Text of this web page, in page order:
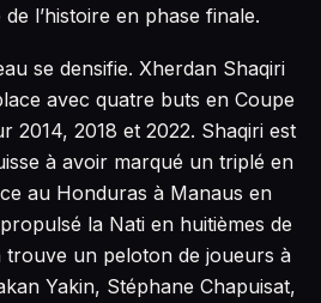
l’histoire en phase finale.
se densifie. Xherdan Shaqiri
avec quatre buts en Coupe
2014, 2018 et 2022. Shaqiri est
à avoir marqué un triplé en
au Honduras à Manaus en
la Nati en huitièmes de
un peloton de joueurs à
Yakin, Stéphane Chapuisat,